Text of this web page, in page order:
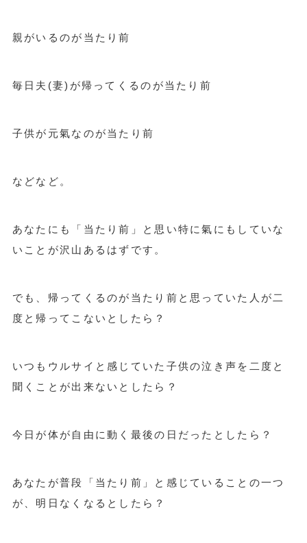
親がいるのが当たり前
毎日夫(妻)が帰ってくるのが当たり前
子供が元氣なのが当たり前
などなど。
あなたにも「当たり前」と思い特に氣にもしていな
いことが沢山あるはずです。
でも、帰ってくるのが当たり前と思っていた人が二
度と帰ってこないとしたら？
いつもウルサイと感じていた子供の泣き声を二度と
聞くことが出来ないとしたら？
今日が体が自由に動く最後の日だったとしたら？
あなたが普段「当たり前」と感じていることの一つ
が、明日なくなるとしたら？